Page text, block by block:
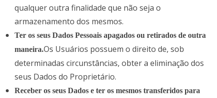
qualquer outra finalidade que não seja o
armazenamento dos mesmos.
Ter os seus Dados Pessoais apagados ou retirados de outra
maneira.Os Usuários possuem o direito de, sob
determinadas circunstâncias, obter a eliminação dos
seus Dados do Proprietário.
Receber os seus Dados e ter os mesmos transferidos para